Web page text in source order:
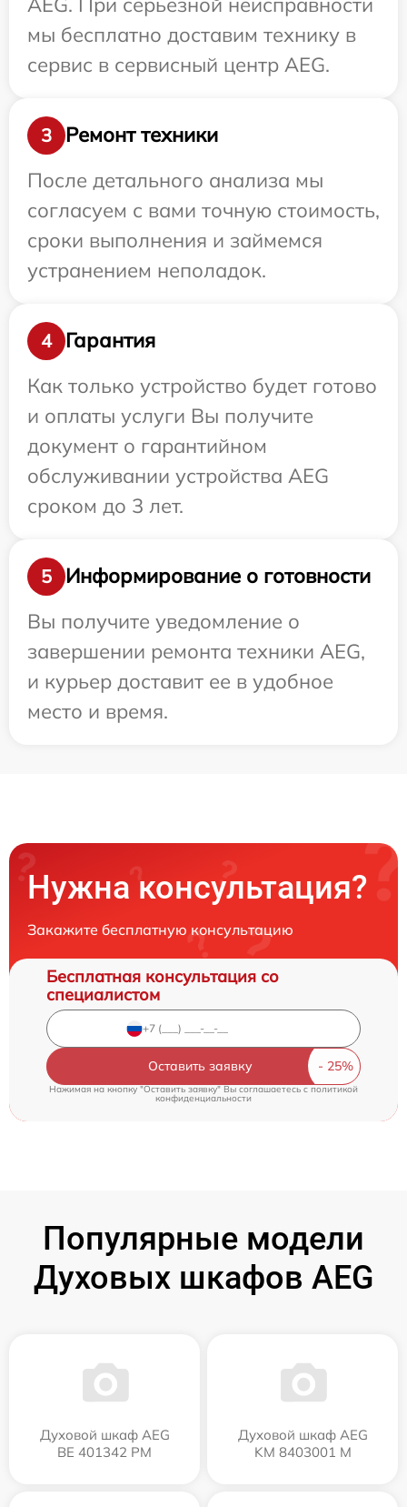
мы бесплатно доставим технику в
сервис в сервисный центр AEG.
3
Ремонт техники
После детального анализа мы
согласуем с вами точную стоимость,
сроки выполнения и займемся
устранением неполадок.
4
Гарантия
Как только устройство будет готово
и оплаты услуги Вы получите
документ о гарантийном
обслуживании устройства AEG
сроком до 3 лет.
5
Информирование о готовности
Вы получите уведомление о
завершении ремонта техники AEG,
и курьер доставит ее в удобное
место и время.
Нужна консультация?
Закажите бесплатную консультацию
Бесплатная консультация со
специалистом
Оставить заявку
Нажимая на кнопку "Оставить заявку" Вы соглашаетесь cполитикой
конфиденциальности
Популярные модели
Духовых шкафов AEG
Духовой шкаф AEG
BE 401342 PM
Духовой шкаф AEG
KM 8403001 M